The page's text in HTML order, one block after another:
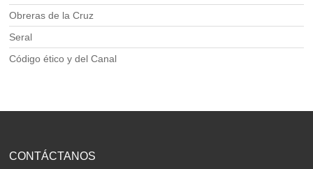
Obreras de la Cruz
Seral
Código ético y del Canal
CONTÁCTANOS